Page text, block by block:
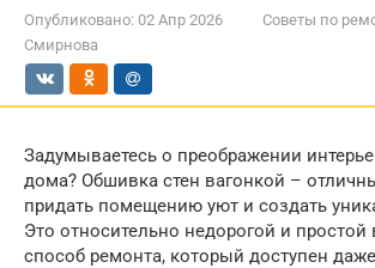
Опубликовано: 02 Апр 2026 Советы по
Смирнова
Задумываетесь о преображении
дома? Обшивка стен вагонкой –
придать помещению уют и создать
Это относительно недорогой и
способ ремонта, который доступен